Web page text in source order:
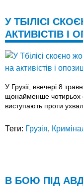
У ТБІЛІСІ
АКТИВІСТІВ І
У Грузії, ввечері 8
щонайменше чотирьох
виступають проти
Теги: Грузія,
В БОЮ ПІД